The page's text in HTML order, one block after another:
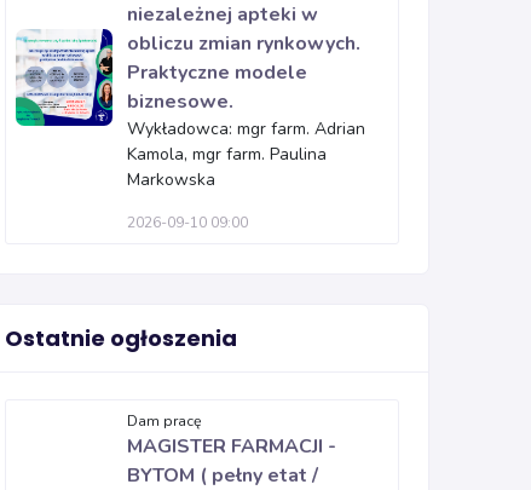
niezależnej apteki w
obliczu zmian rynkowych.
Praktyczne modele
biznesowe.
Wykładowca: mgr farm. Adrian
Kamola, mgr farm. Paulina
Markowska
2026-09-10 09:00
Ostatnie ogłoszenia
Dam pracę
MAGISTER FARMACJI -
BYTOM ( pełny etat /